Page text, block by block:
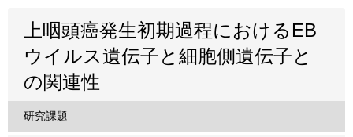
上咽頭癌発生初期過程におけるEB
ウイルス遺伝子と細胞側遺伝子と
の関連性
研究課題